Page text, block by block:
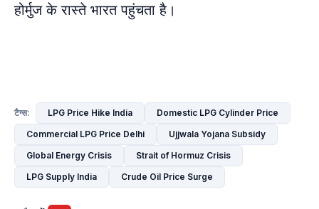
होर्मुज के रास्ते भारत पहुंचता है।
टैग्स: LPG Price Hike India
Domestic LPG Cylinder Price
Commercial LPG Price Delhi
Ujjwala Yojana Subsidy
Global Energy Crisis
Strait of Hormuz Crisis
LPG Supply India
Crude Oil Price Surge